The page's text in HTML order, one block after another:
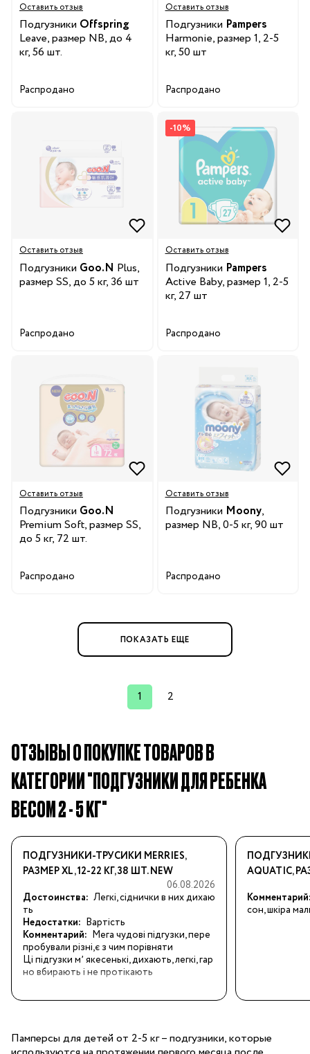
Оставить отзыв
Подгузники Offspring
Leave, размер NB, до 4
кг, 56 шт.
Распродано
Оставить отзыв
Подгузники Pampers
Harmonie, размер 1, 2-5
кг, 50 шт
Распродано
Оставить отзыв
Подгузники Goo.N Plus,
размер SS, до 5 кг, 36 шт
Распродано
-10%
Оставить отзыв
Подгузники Pampers
Active Baby, размер 1, 2-5
кг, 27 шт
Распродано
Оставить отзыв
Подгузники Goo.N
Premium Soft, размер SS,
до 5 кг, 72 шт.
Распродано
Оставить отзыв
Подгузники Moony,
размер NB, 0-5 кг, 90 шт
Распродано
ПОКАЗАТЬ ЕЩЕ
1 2
ОТЗЫВЫ О ПОКУПКЕ ТОВАРОВ В
КАТЕГОРИИ "ПОДГУЗНИКИ ДЛЯ РЕБЕНКА
ВЕСОМ 2 - 5 КГ"
ПОДГУЗНИКИ-ТРУСИКИ MERRIES,
РАЗМЕР XL, 12-22 КГ, 38 ШТ. NEW
06.08.2026
Достоинства: Легкі, сіднички в них дихаю
ть
Недостатки: Вартість
Комментарий: Мега чудові підгузки, пере
пробували різні,є з чим порівняти
Ці підгузки мʼ якесенькі, дихають, легкі, гар
но вбирають і не протікають
AQUATIC,
сон, шкіра
Памперсы для детей от 2-5 кг – подгузники, которые